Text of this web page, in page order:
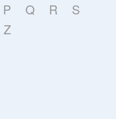
P Q R
S
Z